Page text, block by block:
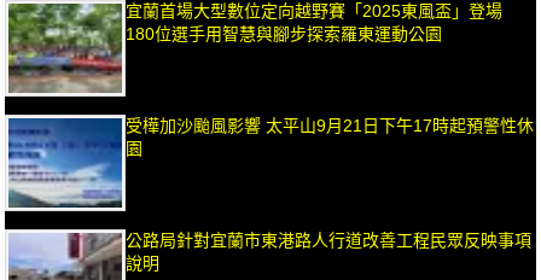
宜蘭首場大型數位定向越野賽「2025東風盃」登場
180位選手用智慧與腳步探索羅東運動公園
受樺加沙颱風影響 太平山9月21日下午17時起預警性休
園
公路局針對宜蘭市東港路人行道改善工程民眾反映事項
說明